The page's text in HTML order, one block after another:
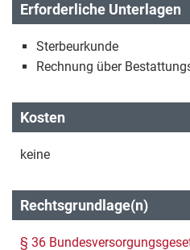
Erforderliche Unterlagen
Sterbeurkunde
Rechnung über
Kosten
keine
Rechtsgrundlage(n)
§ 36